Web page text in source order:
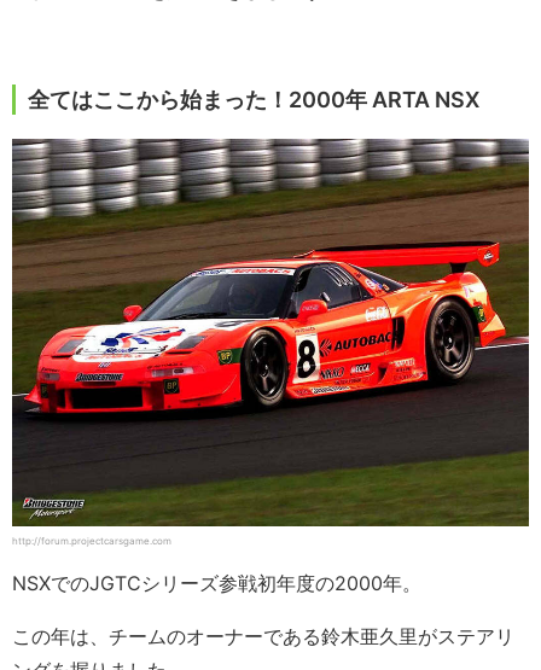
全てはここから始まった！2000年 ARTA NSX
http://forum.projectcarsgame.com
NSXでのJGTCシリーズ参戦初年度の2000年。
この年は、チームのオーナーである鈴木亜久里がステアリ